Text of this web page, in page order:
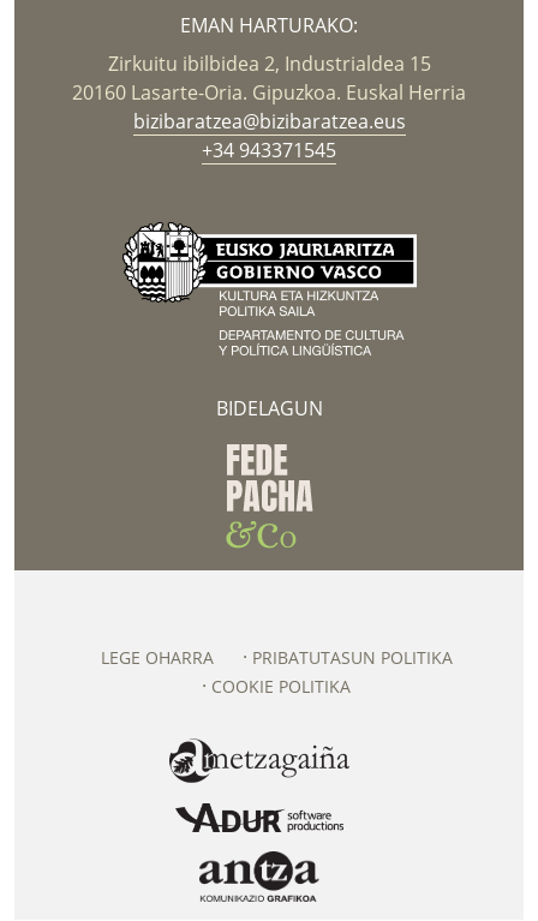
EMAN HARTURAKO:
Zirkuitu ibilbidea 2, Industrialdea 15
20160 Lasarte-Oria. Gipuzkoa. Euskal Herria
bizibaratzea@bizibaratzea.eus
+34 943371545
BIDELAGUN
LEGE OHARRA
PRIBATUTASUN POLITIKA
COOKIE POLITIKA